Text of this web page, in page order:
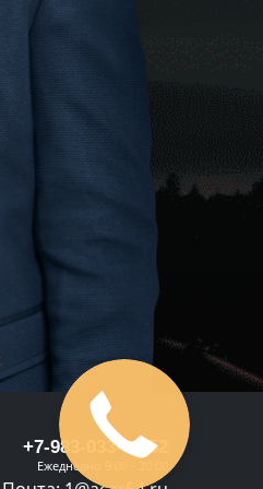
+7-983-033-08-52
Ежедневно 9:00 - 20:00